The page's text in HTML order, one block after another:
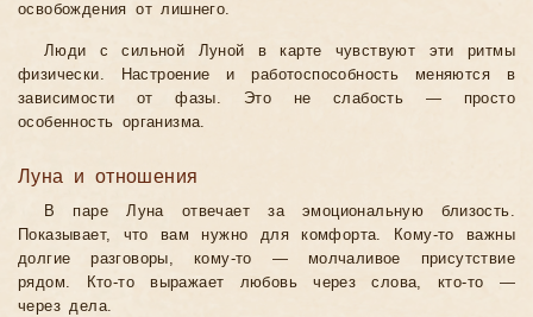
освобождения от лишнего.
Люди с сильной Луной в карте чувствуют эти ритмы
физически. Настроение и работоспособность меняются в
зависимости от фазы. Это не слабость — просто
особенность организма.
Луна и отношения
В паре Луна отвечает за эмоциональную близость.
Показывает, что вам нужно для комфорта. Кому-то важны
долгие разговоры, кому-то — молчаливое присутствие
рядом. Кто-то выражает любовь через слова, кто-то —
через дела.